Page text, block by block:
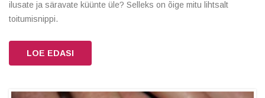
ilusate ja säravate küünte üle? Selleks on õige mitu lihtsalt
toitumisnippi.
LOE EDASI